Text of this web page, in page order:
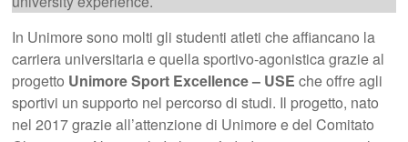
In Unimore sono molti gli studenti atleti che affiancano la
carriera universitaria e quella sportivo-agonistica grazie al
progetto Unimore Sport Excellence – USE che offre agli
sportivi un supporto nel percorso di studi. Il progetto, nato
nel 2017 grazie all’attenzione di Unimore e del Comitato